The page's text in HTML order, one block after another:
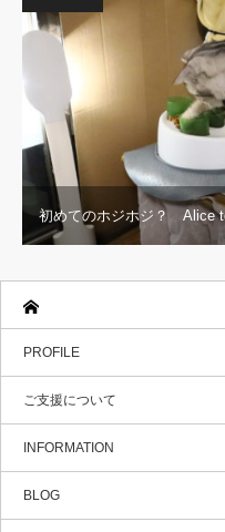
初めてのホジホジ？ Alice
PROFILE
ご支援について
INFORMATION
BLOG